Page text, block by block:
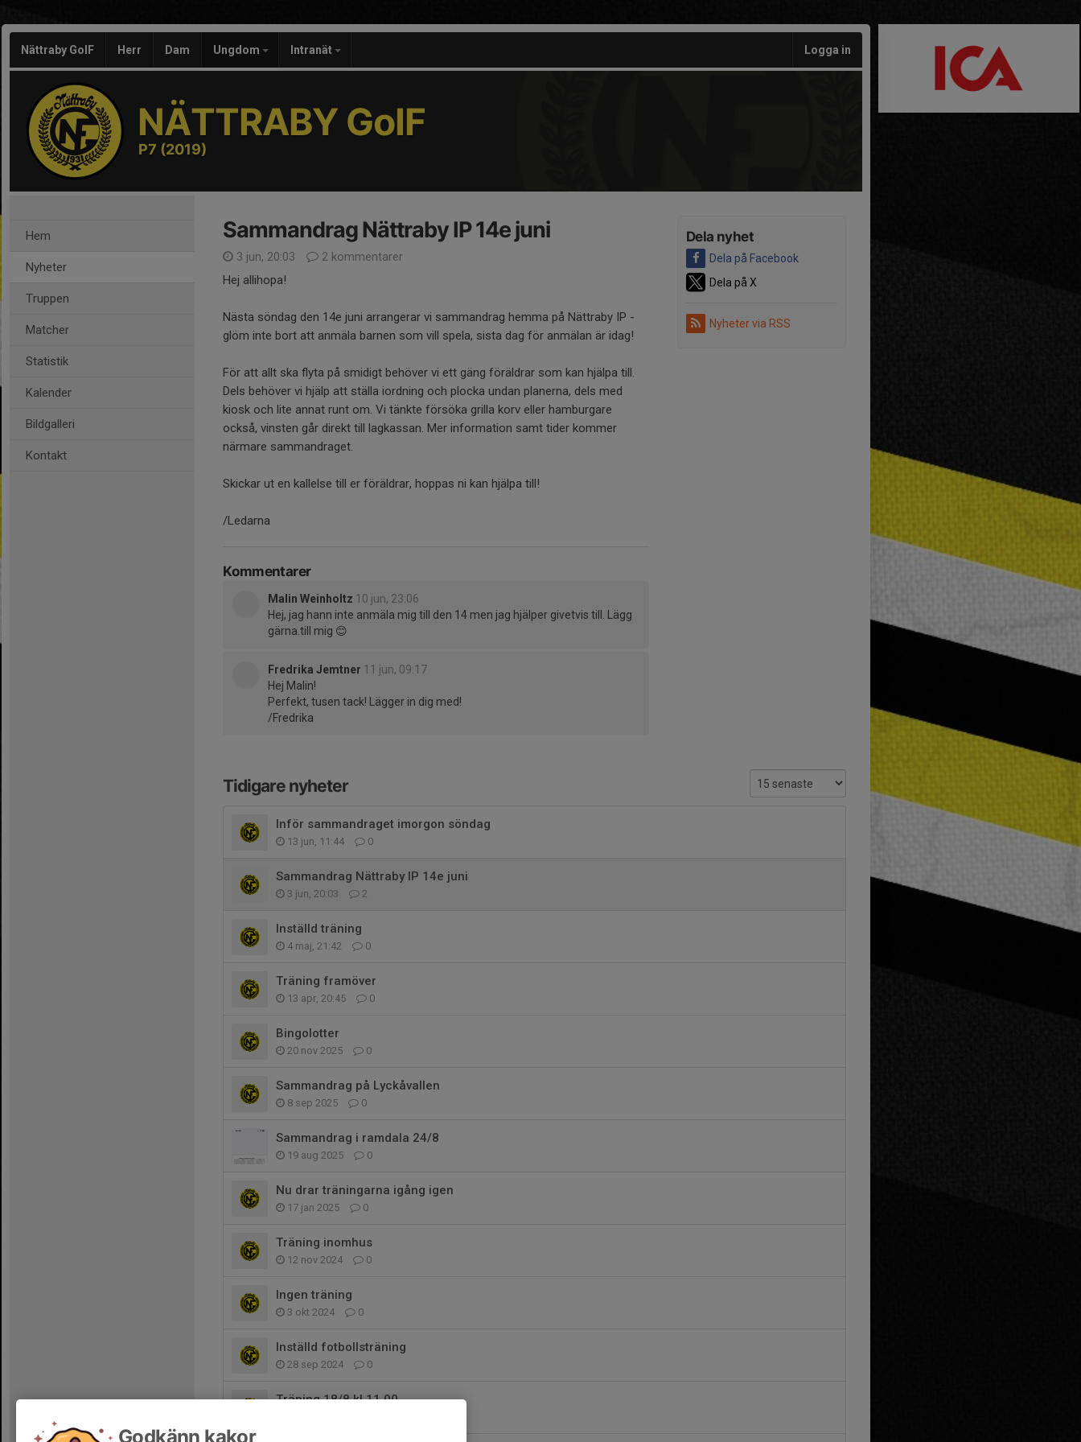
Nättraby GoIF Herr Dam Ungdom Intranät Logga in
NÄTTRABY GoIF
P7 (2019)
Hem
Nyheter
Truppen
Matcher
Statistik
Kalender
Bildgalleri
Kontakt
Dela nyhet
Dela på Facebook
Dela på X
Nyheter via RSS
Sammandrag Nättraby IP 14e juni
3 jun, 20:03
2 kommentarer
Hej allihopa!
Nästa söndag den 14e juni arrangerar vi sammandrag hemma på Nättraby IP -
glöm inte bort att anmäla barnen som vill spela, sista dag för anmälan är idag!
För att allt ska flyta på smidigt behöver vi ett gäng föräldrar som kan hjälpa till.
Dels behöver vi hjälp att ställa iordning och plocka undan planerna, dels med
kiosk och lite annat runt om. Vi tänkte försöka grilla korv eller hamburgare
också, vinsten går direkt till lagkassan. Mer information samt tider kommer
närmare sammandraget.
Skickar ut en kallelse till er föräldrar, hoppas ni kan hjälpa till!
/Ledarna
Kommentarer
Malin Weinholtz 10 jun, 23:06
Hej, jag hann inte anmäla mig till den 14 men jag hjälper givetvis till. Lägg
gärna.till mig 😊
Fredrika Jemtner 11 jun, 09:17
Hej Malin!
Perfekt, tusen tack! Lägger in dig med!
/Fredrika
Tidigare nyheter
Inför sammandraget imorgon söndag
13 jun, 11:44 0
Sammandrag Nättraby IP 14e juni
3 jun, 20:03 2
Inställd träning
4 maj, 21:42 0
Träning framöver
13 apr, 20:45 0
Bingolotter
20 nov 2025 0
Sammandrag på Lyckåvallen
8 sep 2025 0
Sammandrag i ramdala 24/8
19 aug 2025 0
Nu drar träningarna igång igen
17 jan 2025 0
Träning inomhus
12 nov 2024 0
Ingen träning
3 okt 2024 0
Inställd fotbollsträning
28 sep 2024 0
Träning 18/8 kl 11.00
Godkänn kakor